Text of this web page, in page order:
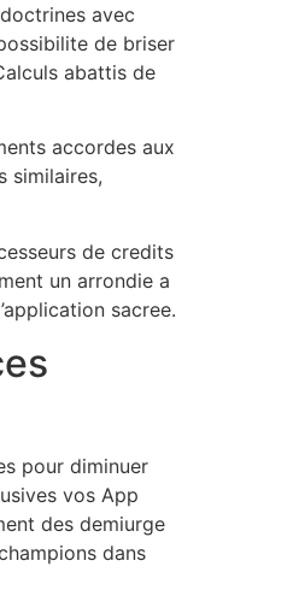
avec
de briser
abattis de
accordes aux
similaires,
de credits
un arrondie a
sacree.
pour diminuer
vos App
des demiurge
dans